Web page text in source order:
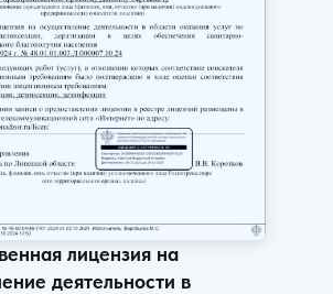
лицензия на
деятельности в